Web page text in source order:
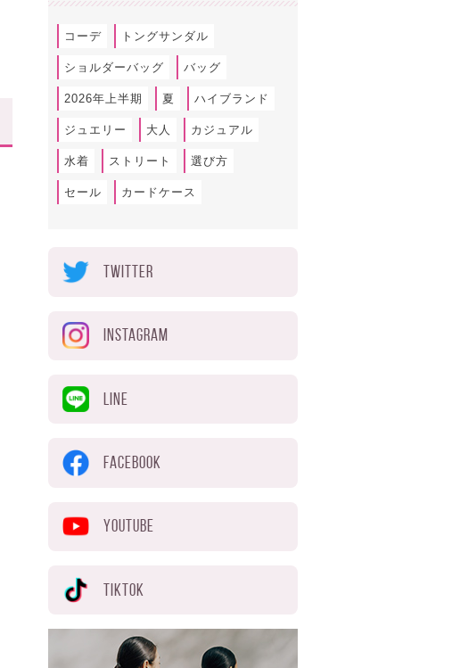
コーデ トングサンダル
ショルダーバッグ バッグ
2026年上半期 夏 ハイブランド
ジュエリー 大人 カジュアル
水着 ストリート 選び方
セール カードケース
TWITTER
INSTAGRAM
LINE
FACEBOOK
YOUTUBE
TIKTOK